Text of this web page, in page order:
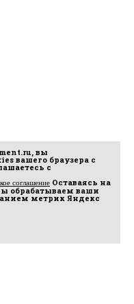
, вы
вашего браузера с
с
соглашение Оставаясь на
обрабатываем ваши
метрик Яндекс